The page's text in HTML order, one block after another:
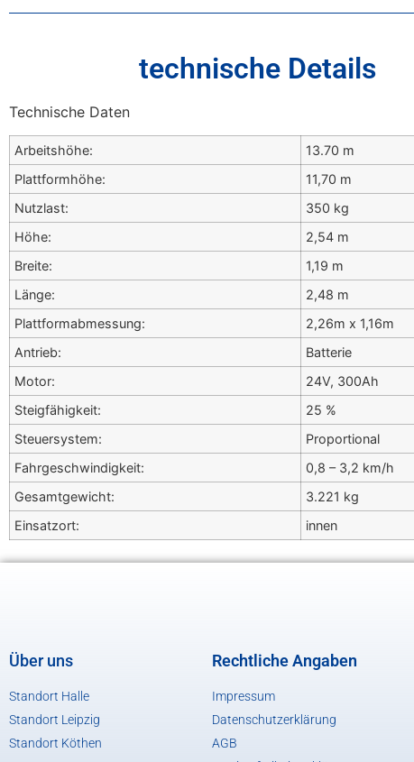
technische Details
Technische Daten
Arbeitshöhe:
13.70 m
Plattformhöhe:
11,70 m
Nutzlast:
350 kg
Höhe:
2,54 m
Breite:
1,19 m
Länge:
2,48 m
Plattformabmessung:
2,26m x 1,16m
Antrieb:
Batterie
Motor:
24V, 300Ah
Steigfähigkeit:
25 %
Steuersystem:
Proportional
Fahrgeschwindigkeit:
0,8 – 3,2 km/h
Gesamtgewicht:
3.221 kg
Einsatzort:
innen
Über uns
Standort Halle
Standort Leipzig
Standort Köthen
Rechtliche Angaben
Impressum
Datenschutzerklärung
AGB